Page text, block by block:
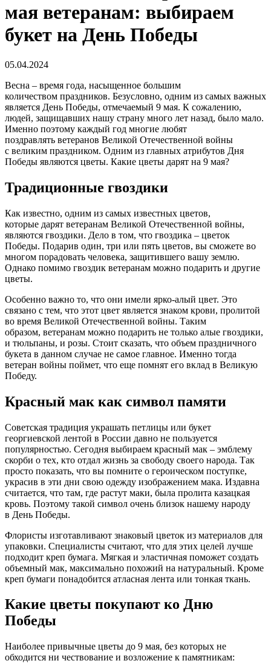
мая ветеранам: выбираем
букет на День Победы
05.04.2024
Весна – время года, насыщенное большим
количеством праздников. Безусловно, одним из самых важных
является День Победы, отмечаемый 9 мая. К сожалению,
людей, защищавших нашу страну много лет назад, было мало.
Именно поэтому каждый год многие любят
поздравлять ветеранов Великой Отечественной войны
с великим праздником. Одним из главных атрибутов Дня
Победы являются цветы. Какие цветы дарят на 9 мая?
Традиционные гвоздики
Как известно, одним из самых известных цветов,
которые дарят ветеранам Великой Отечественной войны,
являются гвоздики. Дело в том, что гвоздика – цветок
Победы. Подарив один, три или пять цветов, вы сможете во
многом порадовать человека, защитившего вашу землю.
Однако помимо гвоздик ветеранам можно подарить и другие
цветы.
Особенно важно то, что они имели ярко-алый цвет. Это
связано с тем, что этот цвет является знаком крови, пролитой
во время Великой Отечественной войны. Таким
образом, ветеранам можно подарить не только алые гвоздики,
и тюльпаны, и розы. Стоит сказать, что объем праздничного
букета в данном случае не самое главное. Именно тогда
ветеран войны поймет, что еще помнят его вклад в Великую
Победу.
Красный мак как символ памяти
Советская традиция украшать петлицы или букет
георгиевской лентой в России давно не пользуется
популярностью. Сегодня выбираем красный мак – эмблему
скорби о тех, кто отдал жизнь за свободу своего народа. Так
просто показать, что вы помните о героическом поступке,
украсив в эти дни свою одежду изображением мака. Издавна
считается, что там, где растут маки, была пролита казацкая
кровь. Поэтому такой символ очень близок нашему народу
в День Победы.
Флористы изготавливают знаковый цветок из материалов для
упаковки. Специалисты считают, что для этих целей лучше
подходит креп бумага. Мягкая и эластичная поможет создать
объемный мак, максимально похожий на натуральный. Кроме
креп бумаги понадобится атласная лента или тонкая ткань.
Какие цветы покупают ко Дню
Победы
Наиболее привычные цветы до 9 мая, без которых не
обходится ни чествование и возложение к памятникам: